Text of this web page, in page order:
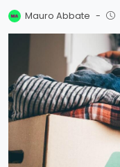
Mauro Abbate -